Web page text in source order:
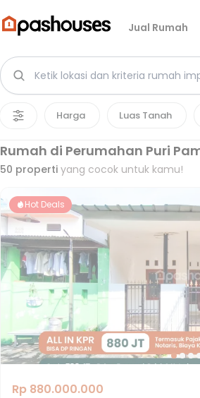
Jual Rumah
Harga Luas Tanah
Rumah di Perumahan Puri
50 properti yang cocok untuk kamu!
Hot Deals
Rp 880.000.000